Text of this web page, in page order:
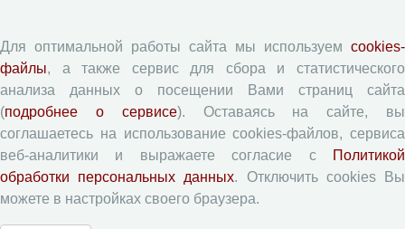
Авторам
Правила для авторов
Типовой лицензионный договор
Согласие на обработку персональных данных
Авторские права
Приватность
Для оптимальной работы сайта мы используем cookies-
файлы, а также сервис для сбора и статистического
анализа данных о посещении Вами страниц сайта
(подробнее о сервисе). Оставаясь на сайте, вы
соглашаетесь на использование cookies-файлов, сервиса
веб-аналитики и выражаете согласие с
Политикой
обработки персональных данных. Отключить cookies Вы
можете в настройках своего браузера.